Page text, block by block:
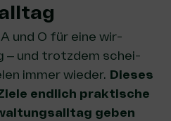
und O für eine wir­
– und trotz­dem schei­
immer wie­der. Die­ses
end­lich prak­ti­sche
geben